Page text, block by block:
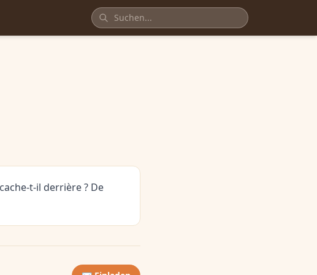
t-il derrière ? De